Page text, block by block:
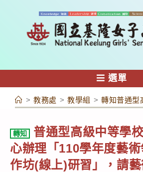
容
選單
> 教務處 > 教學組 > 轉知普通型
轉知
普通型高級中等學
心辦理「110學年度藝
作坊(線上)研習」，請